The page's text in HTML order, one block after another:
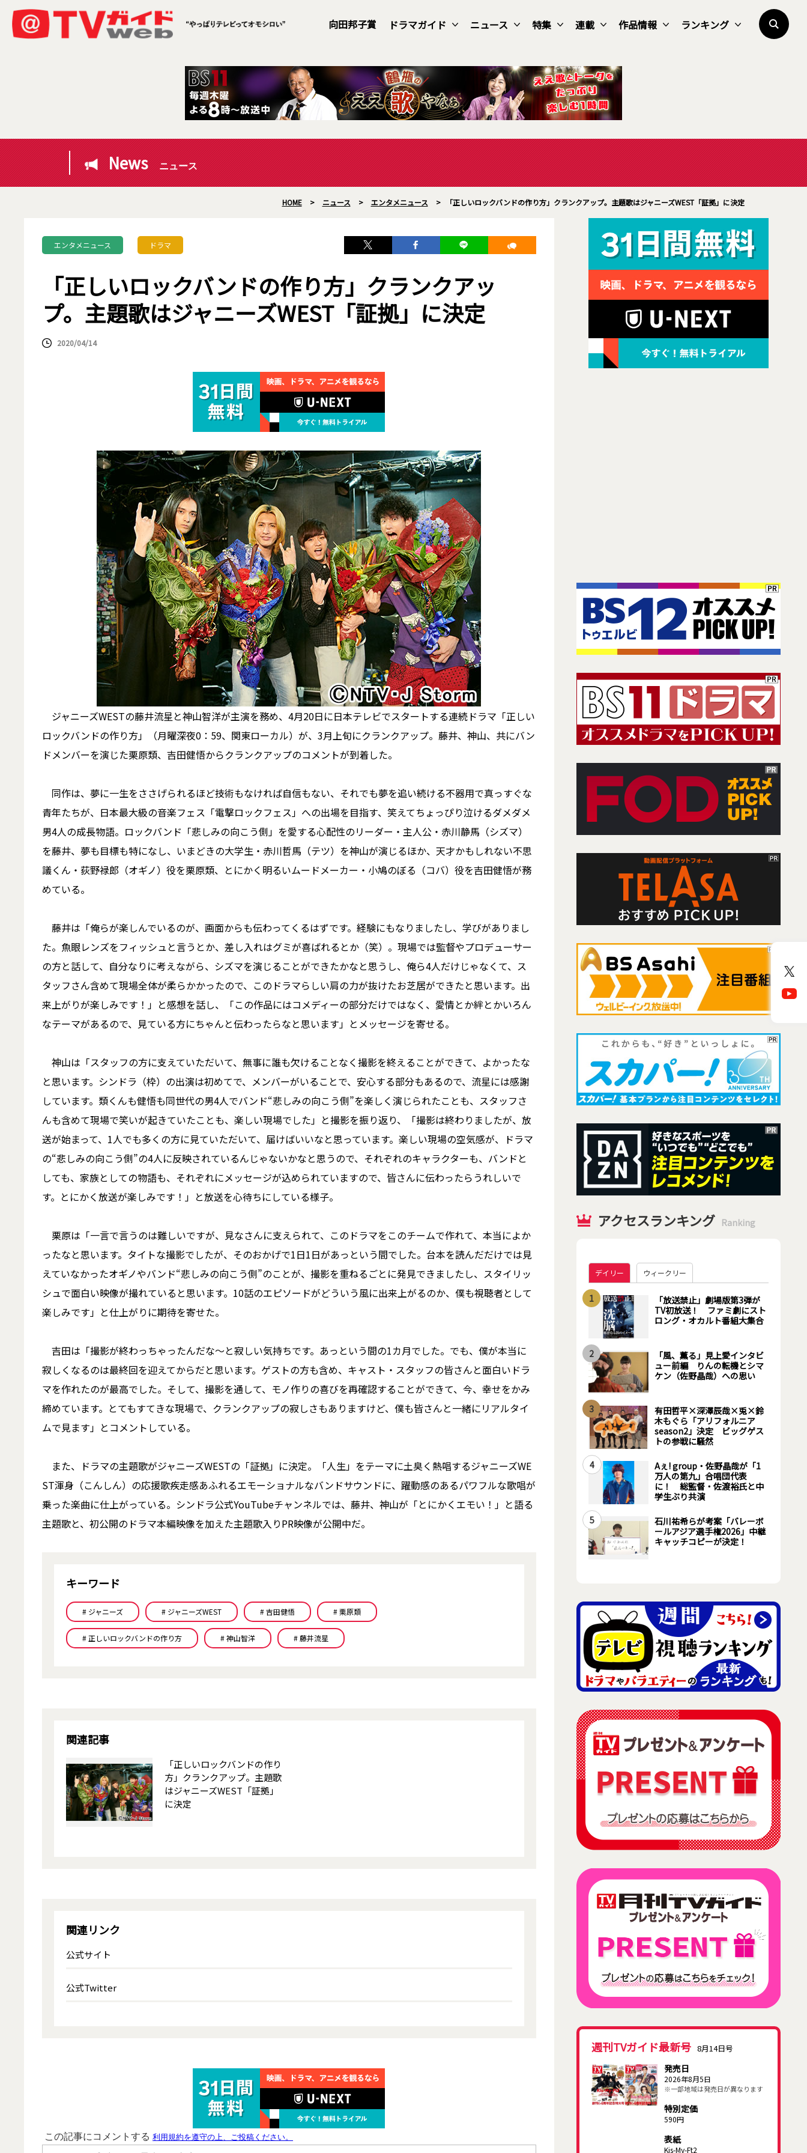
向田邦子賞 ドラマガイド ニュース 特集 連載 作品情報 ランキング
News ニュース
HOME > ニュース > エンタメニュース > 「正しいロックバンドの作り方」クランクアップ。主題歌はジャニーズWEST「証拠」に決定
エンタメニュース ドラマ
「正しいロックバンドの作り方」クランクアッ
プ。主題歌はジャニーズWEST「証拠」に決定
2020/04/14
ジャニーズWESTの藤井流星と神山智洋が主演を務め、4月20日に日本テレビでスタートする連続ドラマ「正しい
ロックバンドの作り方」（月曜深夜0：59、関東ローカル）が、3月上旬にクランクアップ。藤井、神山、共にバン
ドメンバーを演じた栗原類、吉田健悟からクランクアップのコメントが到着した。
同作は、夢に一生をささげられるほど技術もなければ自信もない、それでも夢を追い続ける不器用で真っすぐな
青年たちが、日本最大級の音楽フェス「電撃ロックフェス」への出場を目指す、笑えてちょっぴり泣けるダメダメ
男4人の成長物語。ロックバンド「悲しみの向こう側」を愛する心配性のリーダー・主人公・赤川静馬（シズマ）
を藤井、夢も目標も特になし、いまどきの大学生・赤川哲馬（テツ）を神山が演じるほか、天才かもしれない不思
議くん・荻野禄郎（オギノ）役を栗原類、とにかく明るいムードメーカー・小鳩のぼる（コバ）役を吉田健悟が務
めている。
藤井は「俺らが楽しんでいるのが、画面からも伝わってくるはずです。経験にもなりましたし、学びがありまし
た。魚眼レンズをフィッシュと言うとか、差し入れはグミが喜ばれるとか（笑）。現場では監督やプロデューサー
の方と話して、自分なりに考えながら、シズマを演じることができたかなと思うし、俺ら4人だけじゃなくて、ス
タッフさん含めて現場全体が柔らかかったので、このドラマらしい肩の力が抜けたお芝居ができたと思います。出
来上がりが楽しみです！」と感想を話し、「この作品にはコメディーの部分だけではなく、愛情とか絆とかいろん
なテーマがあるので、見ている方にちゃんと伝わったらなと思います」とメッセージを寄せる。
神山は「スタッフの方に支えていただいて、無事に誰も欠けることなく撮影を終えることができて、よかったな
と思います。シンドラ（枠）の出演は初めてで、メンバーがいることで、安心する部分もあるので、流星には感謝
しています。類くんも健悟も同世代の男4人でバンド“悲しみの向こう側”を楽しく演じられたことも、スタッフさ
んも含めて現場で笑いが起きていたことも、楽しい現場でした」と撮影を振り返り、「撮影は終わりましたが、放
送が始まって、1人でも多くの方に見ていただいて、届けばいいなと思っています。楽しい現場の空気感が、ドラマ
の“悲しみの向こう側”の4人に反映されているんじゃないかなと思うので、それぞれのキャラクターも、バンドと
しても、家族としての物語も、それぞれにメッセージが込められていますので、皆さんに伝わったらうれしいで
す。とにかく放送が楽しみです！」と放送を心待ちにしている様子。
栗原は「一言で言うのは難しいですが、見なさんに支えられて、このドラマをこのチームで作れて、本当によか
ったなと思います。タイトな撮影でしたが、そのおかげで1日1日があっという間でした。台本を読んだだけでは見
えていなかったオギノやバンド“悲しみの向こう側”のことが、撮影を重ねるごとに発見できましたし、スタイリッ
シュで面白い映像が撮れていると思います。10話のエピソードがどういう風に出来上がるのか、僕も視聴者として
楽しみです」と仕上がりに期待を寄せた。
吉田は「撮影が終わっちゃったんだな～と寂しい気持ちです。あっという間の1カ月でした。でも、僕が本当に
寂しくなるのは最終回を迎えてからだと思います。ゲストの方も含め、キャスト・スタッフの皆さんと面白いドラ
マを作れたのが最高でした。そして、撮影を通して、モノ作りの喜びを再確認することができて、今、幸せをかみ
締めています。とてもすてきな現場で、クランクアップの寂しさもありますけど、僕も皆さんと一緒にリアルタイ
ムで見ます」とコメントしている。
また、ドラマの主題歌がジャニーズWESTの「証拠」に決定。「人生」をテーマに土臭く熱唱するジャニーズWE
ST渾身（こんしん）の応援歌疾走感あふれるエモーショナルなバンドサウンドに、躍動感のあるパワフルな歌唱が
乗った楽曲に仕上がっている。シンドラ公式YouTubeチャンネルでは、藤井、神山が「とにかくエモい！」と語る
主題歌と、初公開のドラマ本編映像を加えた主題歌入りPR映像が公開中だ。
キーワード
# ジャニーズ # ジャニーズWEST # 吉田健悟 # 栗原類
# 正しいロックバンドの作り方 # 神山智洋 # 藤井流星
関連記事
「正しいロックバンドの作り
方」クランクアップ。主題歌
はジャニーズWEST「証拠」
に決定
関連リンク
公式サイト
公式Twitter
アクセスランキング Ranking
デイリー ウィークリー
1
「放送禁止」劇場版第3弾が
TV初放送！ ファミ劇にスト
ロング・オカルト番組大集合
2
「風、薫る」見上愛インタビ
ュー前編 りんの転機とシマ
ケン（佐野晶哉）への思い
3
有田哲平×深澤辰哉×兎×鈴
木もぐら「アリフォルニア
season2」決定 ビッグゲス
トの参戦に騒然
4
Aぇ! group・佐野晶哉が「1
万人の第九」合唱団代表
に！ 総監督・佐渡裕氏と中
学生ぶり共演
5
石川祐希らが考案「バレーボ
ールアジア選手権2026」中継
キャッチコピーが決定！
週刊TVガイド最新号 8月14日号
発売日
2026年8月5日
※一部地域は発売日が異なります
特別定価
590円
表紙
Kis-My-Ft2